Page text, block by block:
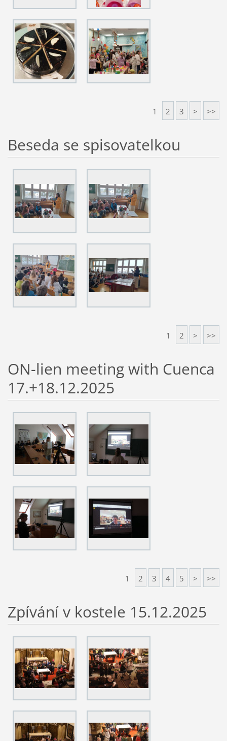
1 2 3 > >>
Beseda se spisovatelkou
1 2 > >>
ON-lien meeting with Cuenca
17.+18.12.2025
1 2 3 4 5 > >>
Zpívání v kostele 15.12.2025